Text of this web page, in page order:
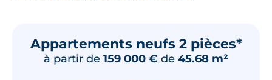
Appartements neufs 2 pièces*
à partir de 159 000 € de 45.68 m²